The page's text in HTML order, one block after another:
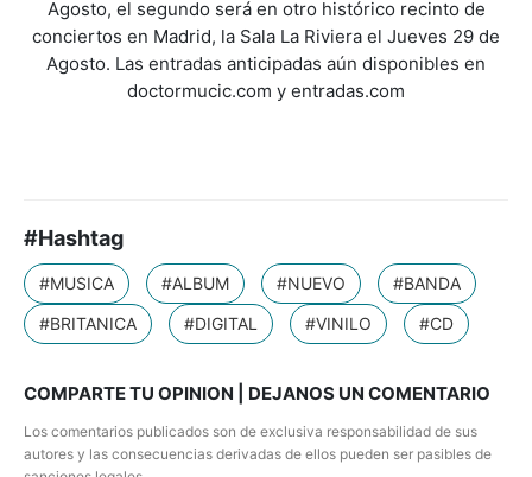
Agosto, el segundo será en otro histórico recinto de
conciertos en Madrid, la Sala La Riviera el Jueves 29 de
Agosto. Las entradas anticipadas aún disponibles en
doctormucic.com y entradas.com
#Hashtag
#MUSICA #ALBUM #NUEVO
#BANDA
#BRITANICA
#DIGITAL #VINILO #CD
COMPARTE TU OPINION | DEJANOS UN COMENTARIO
Los comentarios publicados son de exclusiva responsabilidad de sus
autores y las consecuencias derivadas de ellos pueden ser pasibles de